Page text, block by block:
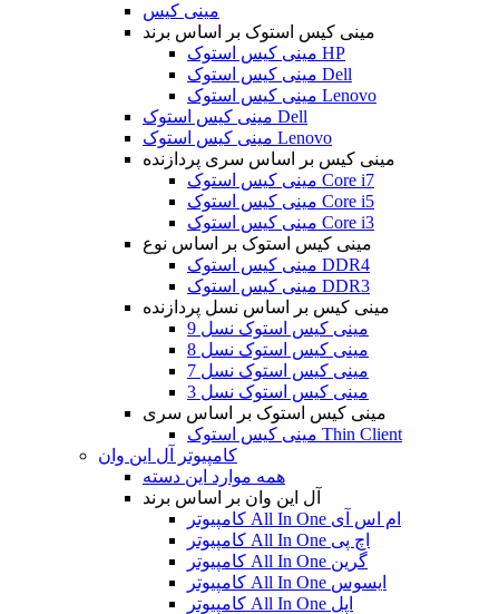
مینی کیس
مینی کیس استوک بر اساس برند
مینی کیس استوک HP
مینی کیس استوک Dell
مینی کیس استوک Lenovo
مینی کیس استوک Dell
مینی کیس استوک Lenovo
مینی کیس بر اساس سری پردازنده
مینی کیس استوک Core i7
مینی کیس استوک Core i5
مینی کیس استوک Core i3
مینی کیس استوک بر اساس نوع
مینی کیس استوک DDR4
مینی کیس استوک DDR3
مینی کیس بر اساس نسل پردازنده
مینی کیس استوک نسل 9
مینی کیس استوک نسل 8
مینی کیس استوک نسل 7
مینی کیس استوک نسل 3
مینی کیس استوک بر اساس سری
مینی کیس استوک Thin Client
کامپیوتر آل این وان
همه موارد این دسته
آل این وان بر اساس برند
کامپیوتر All In One ام اس آی
کامپیوتر All In One اچ پی
کامپیوتر All In One گرین
کامپیوتر All In One ایسوس
کامپیوتر All In One اپل